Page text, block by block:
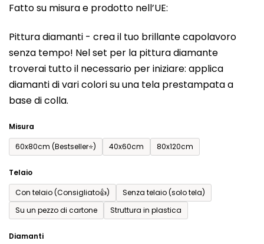
Fatto su misura e prodotto nell’UE:
Pittura diamanti - crea il tuo brillante capolavoro
senza tempo! Nel set per la pittura diamante
troverai tutto il necessario per iniziare: applica
diamanti di vari colori su una tela prestampata a
base di colla.
Misura
60x80cm (Bestseller⭐)
40x60cm 80x120cm
Telaio
Con telaio (Consigliato👍)
Senza telaio (solo tela)
Su un pezzo di cartone
Struttura in plastica
Diamanti
media
prodotto
è
0,0
su
5